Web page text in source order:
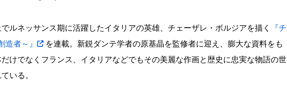
でルネッサンス期に活躍したイタリアの英雄、チェーザレ・ボルジアを描く
『チ
造者～』
を連載。新鋭ダンテ学者の原基晶を監修者に迎え、膨大な資料をも
けでなくフランス、イタリアなどでもその美麗な作画と歴史に忠実な物語の世
いる。